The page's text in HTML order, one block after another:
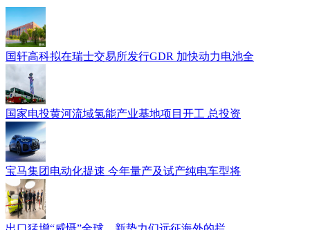
国轩高科拟在瑞士交易所发行GDR 加快动力电池全
国家电投黄河流域氢能产业基地项目开工 总投资
宝马集团电动化提速 今年量产及试产纯电车型将